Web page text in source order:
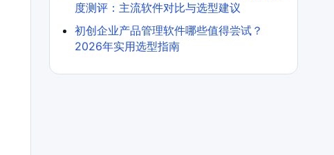
度测评：主流软件对比与选型建议
初创企业产品管理软件哪些值得尝试？
2026年实用选型指南